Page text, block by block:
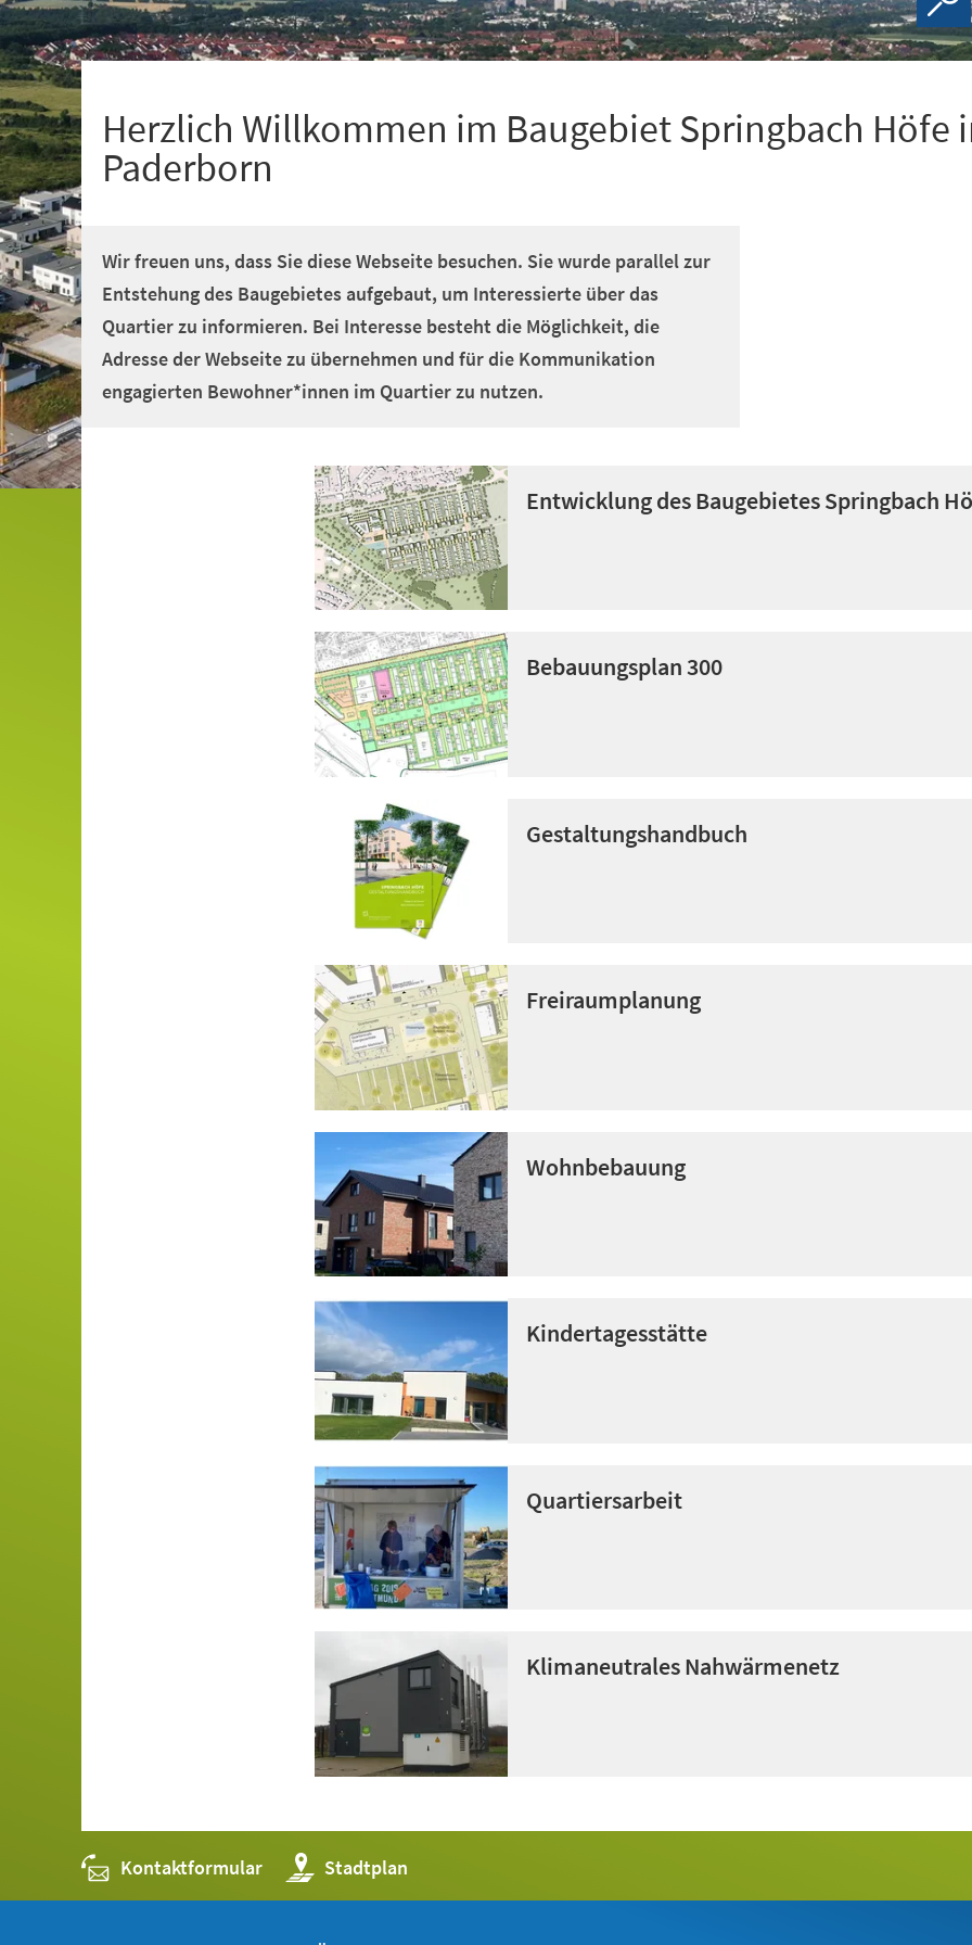
+
1
Herzlich Willkommen im Baugebiet Springbach Höfe
Paderborn
Wir freuen uns, dass Sie diese Webseite besuchen. Sie wurde parallel zur
Entstehung des Baugebietes aufgebaut, um Interessierte über das
Quartier zu informieren. Bei Interesse besteht die Möglichkeit, die
Adresse der Webseite zu übernehmen und für die Kommunikation
engagierten Bewohner*innen im Quartier zu nutzen.
Entwicklung des Baugebietes Springbach
Bebauungsplan 300
Gestaltungshandbuch
Freiraumplanung
Wohnbebauung
Kindertagesstätte
Quartiersarbeit
Klimaneutrales Nahwärmenetz
Kontaktformular Stadtplan
(Öffnet
in
einem